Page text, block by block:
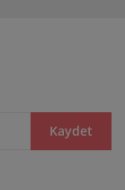
Kaydet